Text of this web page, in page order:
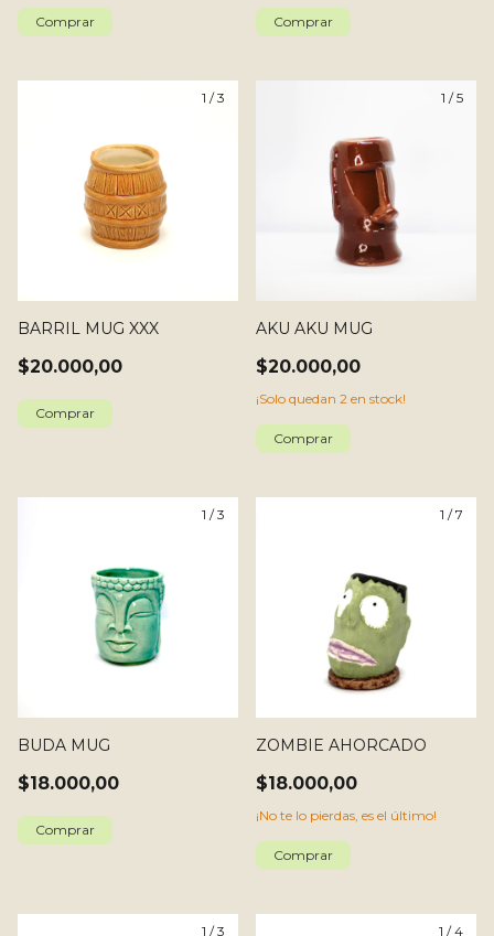
1 /3
BARRIL MUG XXX
$20.000,00
1 /5
AKU AKU MUG
$20.000,00
¡Solo quedan 2 en stock!
1 /3
BUDA MUG
$18.000,00
1 /7
ZOMBIE AHORCADO
$18.000,00
¡No te lo pierdas, es el último!
1 /3 1 /4